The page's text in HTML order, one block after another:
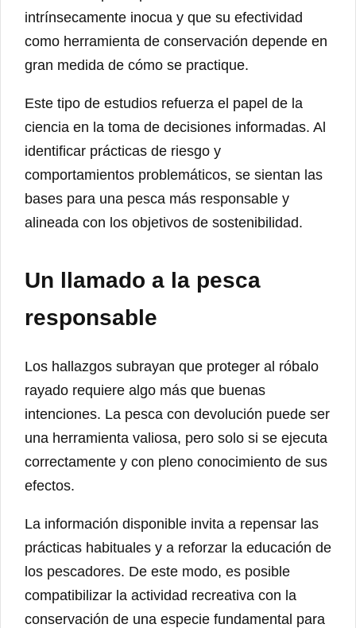
intrínsecamente inocua y que su efectividad
como herramienta de conservación depende en
gran medida de cómo se practique.
Este tipo de estudios refuerza el papel de la
ciencia en la toma de decisiones informadas. Al
identificar prácticas de riesgo y
comportamientos problemáticos, se sientan las
bases para una pesca más responsable y
alineada con los objetivos de sostenibilidad.
Un llamado a la pesca
responsable
Los hallazgos subrayan que proteger al róbalo
rayado requiere algo más que buenas
intenciones. La pesca con devolución puede ser
una herramienta valiosa, pero solo si se ejecuta
correctamente y con pleno conocimiento de sus
efectos.
La información disponible invita a repensar las
prácticas habituales y a reforzar la educación de
los pescadores. De este modo, es posible
compatibilizar la actividad recreativa con la
conservación de una especie fundamental para